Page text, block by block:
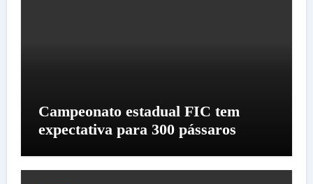
Campeonato estadual FIC tem
expectativa para 300 pássaros